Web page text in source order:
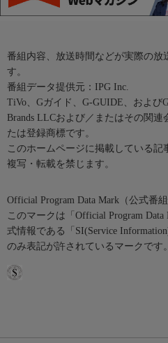
番組内容、放送時間などが実際の放
す。
番組データ提供元：IPG Inc.
TiVo、Gガイド、G-GUIDE、および
Brands LLCおよび／またはその関
たは登録商標です。
このホームページに掲載している
複写・転載を禁じます。
Official Program Data Mark（公式番
このマークは「Official Program
式情報である「SI(Service
のみ表記が許されているマークです。